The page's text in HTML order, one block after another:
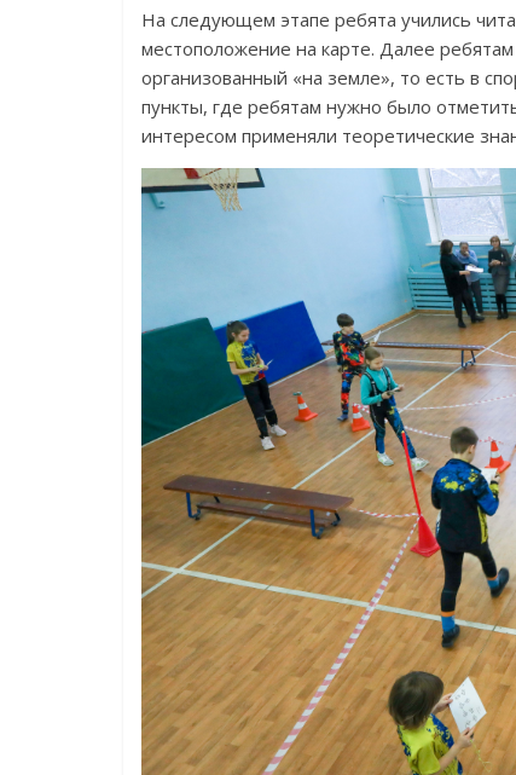
На следующем этапе ребята учились
местоположение на карте. Далее
организованный «на земле», то есть в
пункты, где ребятам нужно было
интересом применяли теоретические